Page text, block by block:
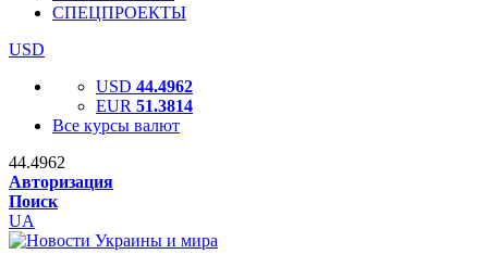
СПЕЦПРОЕКТЫ
USD
USD 44.4962
EUR 51.3814
Все курсы валют
44.4962
Авторизация
Поиск
UA